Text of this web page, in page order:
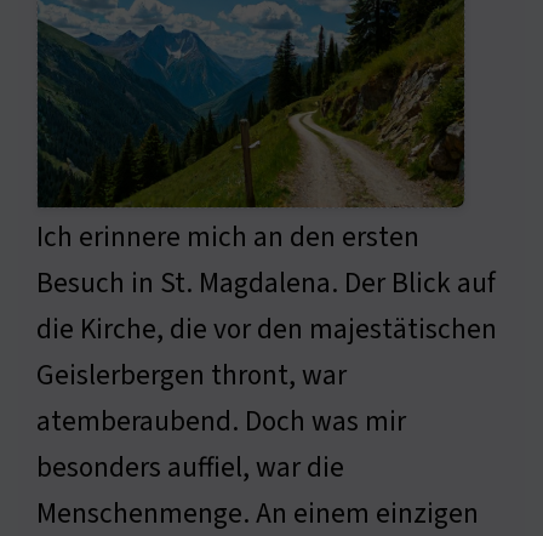
Ich erinnere mich an den ersten
Besuch in St. Magdalena. Der Blick auf
die Kirche, die vor den majestätischen
Geislerbergen thront, war
atemberaubend. Doch was mir
besonders auffiel, war die
Menschenmenge. An einem einzigen